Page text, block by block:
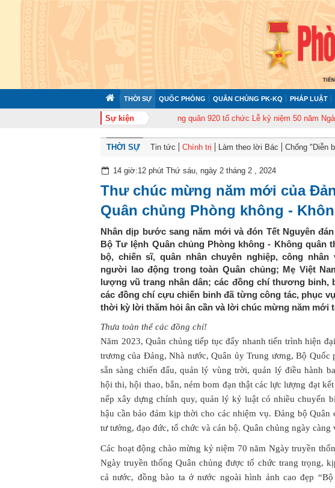
THỜI SỰ QUỐC PHÒNG QUÂN CHỦNG PK-KQ PHÁP LUẬT
Sự kiện
Trung đoàn Không quân 920 tổ chức Lễ kỷ niệm 50 năm Ngày
THỜI SỰ Tin tức Chính trị Làm theo lời Bác Chống "Diễn
14 giờ:12 phút Thứ sáu, ngày 2 tháng 2 , 2024
Thư chúc mừng năm mới của
Quân chủng Phòng không -
Nhân dịp bước sang năm mới và đón Tết Nguyên
Bộ Tư lệnh Quân chủng Phòng không - Không quân
bộ, chiến sĩ, quân nhân chuyên nghiệp, công
người lao động trong toàn Quân chủng; Mẹ Việt
lượng vũ trang nhân dân; các đồng chí thương binh,
các đồng chí cựu chiến binh đã từng công tác, phục
thời kỳ lời thăm hỏi ân cần và lời chúc mừng năm mới
Thưa toàn thể các đồng chí!
Năm 2023, Quân chủng tiếp tục đẩy nhanh tiến trình hiện
trương của Đảng, Nhà nước, Quân ủy Trung ương, Bộ Quốc
sẵn sàng chiến đấu, quản lý vùng trời, quản lý điều hành
hội thi, hội thao, bắn, ném bom đạn thật các lực lượng đạt
nếp xây dựng chính quy, quản lý kỷ luật có nhiều chuyển
hậu cần bảo đảm kịp thời cho các nhiệm vụ. Đảng bộ Quân
tư tưởng, đạo đức, tổ chức và cán bộ. Quân chủng ngày càng
Các hoạt động chào mừng kỷ niệm 70 năm Ngày truyền
Ngày truyền thống Quân chủng được tổ chức trang trọng,
cả nước, đồng bào ta ở nước ngoài hình ảnh cao đẹp